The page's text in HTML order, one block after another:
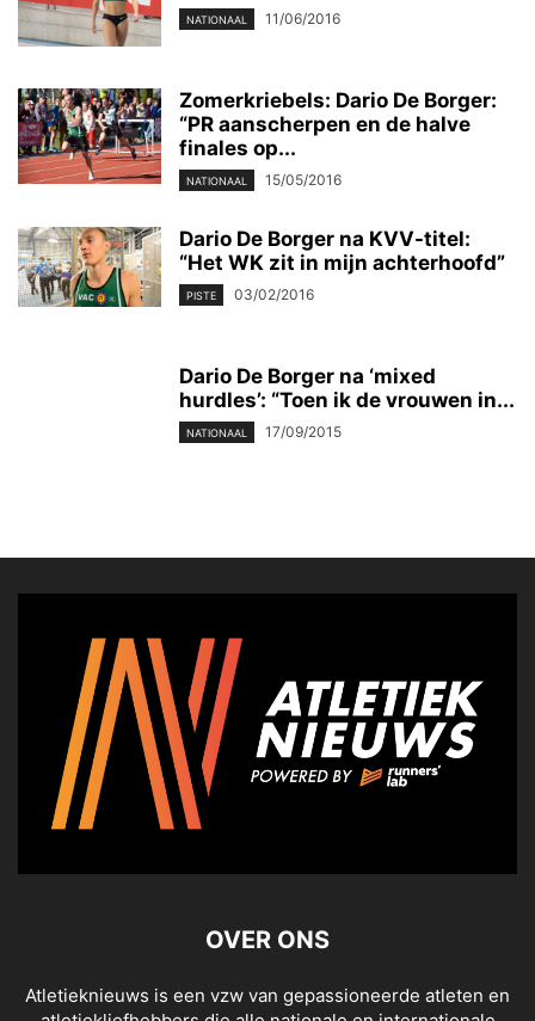
NATIONAAL 11/06/2016
Zomerkriebels: Dario De Borger:
“PR aanscherpen en de halve
finales op...
NATIONAAL 15/05/2016
Dario De Borger na KVV-titel:
“Het WK zit in mijn achterhoofd”
PISTE 03/02/2016
Dario De Borger na ‘mixed
hurdles’: “Toen ik de vrouwen in...
NATIONAAL 17/09/2015
OVER ONS
Atletieknieuws is een vzw van gepassioneerde atleten en